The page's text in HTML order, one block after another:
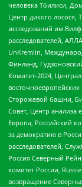
человека Тбилиси,
Центр дикого лосося,
исследований им
расследователей,
UnKremlin,
Финланд,
Комитет-2024,
Сторожевой башни,
Совет, Центр анализа
Европа, Российский
за демократию в
расследователей,
Россия Северный
комитет России,
возвращение